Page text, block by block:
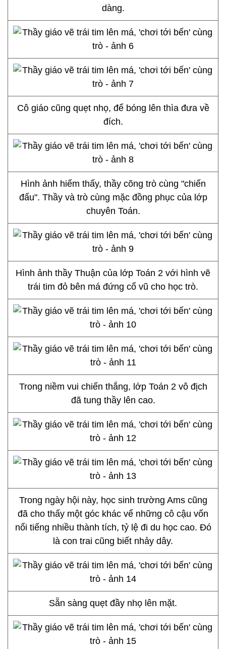
dàng.
Cô giáo cũng quẹt nhọ, để bóng lên thìa đưa về
đích.
Hình ảnh hiếm thấy, thầy cõng trò cùng "chiến
đấu". Thầy và trò cùng mặc đồng phục của lớp
chuyên Toán.
Hình ảnh thầy Thuận của lớp Toán 2 với hình vẽ
trái tim đỏ bên má đứng cổ vũ cho học trò.
Trong niềm vui chiến thắng, lớp Toán 2 vô địch
đã tung thầy lên cao.
Trong ngày hội này, học sinh trường Ams cũng
đã cho thấy một góc khác vể những cô cậu vốn
nổi tiếng nhiều thành tích, tỷ lệ đi du học cao. Đó
là con trai cũng biết nhảy dây.
Sẵn sàng quẹt đầy nhọ lên mặt.